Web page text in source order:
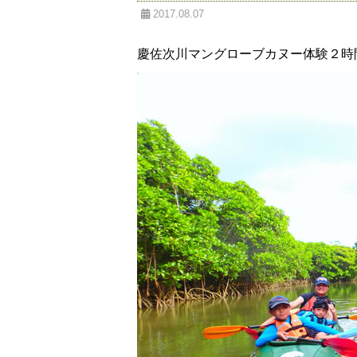
2017.08.07
慶佐次川マングローブカヌー体験２